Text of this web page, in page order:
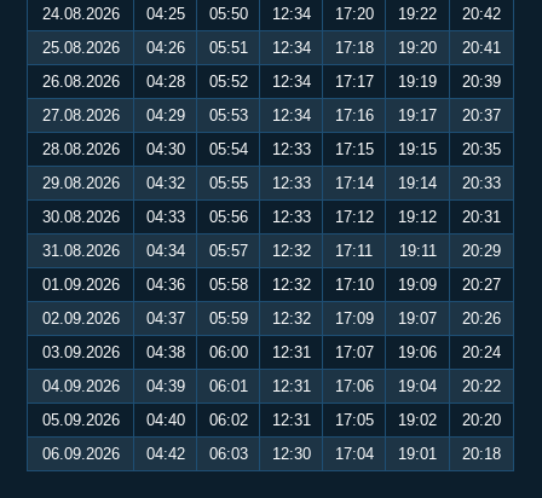
24.08.2026
04:25 05:50 12:34 17:20 19:22
20:42
25.08.2026
04:26 05:51 12:34 17:18 19:20
20:41
26.08.2026
04:28 05:52 12:34 17:17 19:19
20:39
27.08.2026
04:29 05:53 12:34 17:16 19:17
20:37
28.08.2026
04:30 05:54 12:33 17:15 19:15
20:35
29.08.2026
04:32 05:55 12:33 17:14 19:14
20:33
30.08.2026
04:33 05:56 12:33 17:12 19:12
20:31
31.08.2026
04:34 05:57 12:32 17:11 19:11
20:29
01.09.2026
04:36 05:58 12:32 17:10 19:09
20:27
02.09.2026
04:37 05:59 12:32 17:09 19:07
20:26
03.09.2026
04:38 06:00 12:31 17:07 19:06
20:24
04.09.2026
04:39 06:01 12:31 17:06 19:04
20:22
05.09.2026
04:40 06:02 12:31 17:05 19:02
20:20
06.09.2026
04:42 06:03 12:30 17:04 19:01 20:18